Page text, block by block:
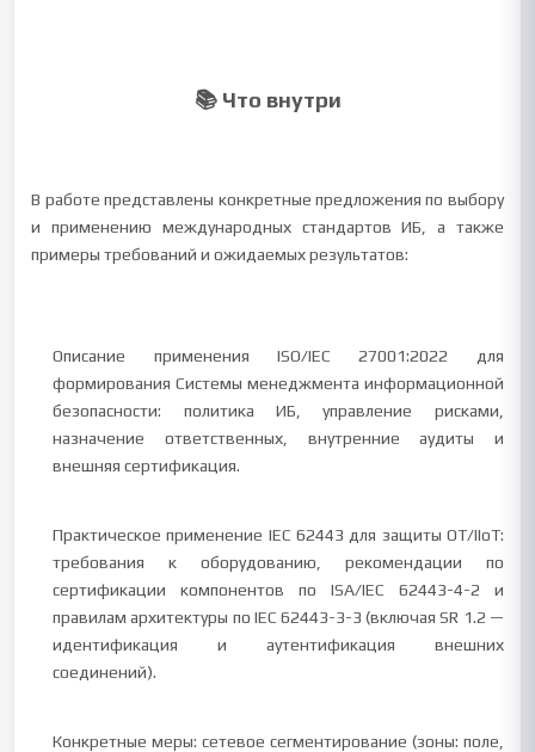
📚 Что внутри
В работе представлены конкретные предложения по выбору
и применению международных стандартов ИБ, а также
примеры требований и ожидаемых результатов:
Описание применения ISO/IEC 27001:2022 для
формирования Системы менеджмента информационной
безопасности: политика ИБ, управление рисками,
назначение ответственных, внутренние аудиты и
внешняя сертификация.
Практическое применение IEC 62443 для защиты OT/IIoT:
требования к оборудованию, рекомендации по
сертификации компонентов по ISA/IEC 62443-4-2 и
правилам архитектуры по IEC 62443-3-3 (включая SR 1.2 —
идентификация и аутентификация внешних
соединений).
Конкретные меры: сетевое сегментирование (зоны: поле,